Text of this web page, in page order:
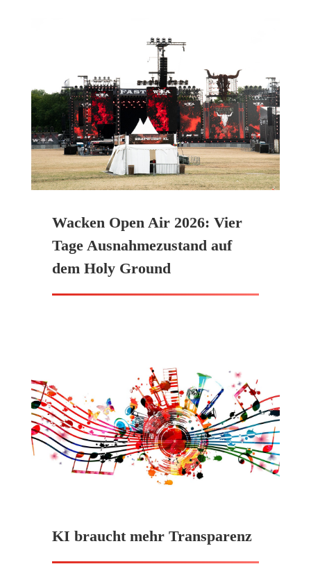
Wacken Open Air 2026: Vier
Tage Ausnahmezustand auf
dem Holy Ground
KI braucht mehr Transparenz